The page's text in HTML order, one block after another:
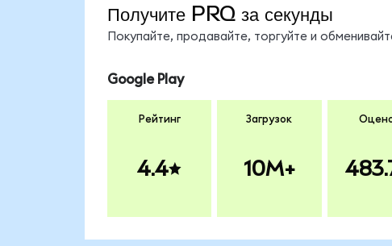
Получите PRQ за секунды
Покупайте, продавайте, торгуйте и
Google Play
Рейтинг
4.4
Загрузок
10M+